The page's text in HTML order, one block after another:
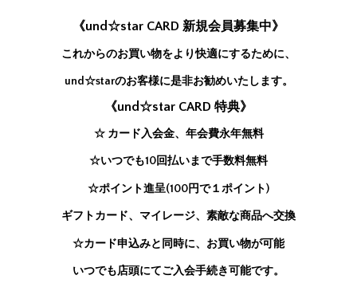
《und☆star CARD 新規会員募集中》
これからのお買い物をより快適にするために、
und☆starのお客様に是非お勧めいたします。
《und☆star CARD 特典》
☆ カード入会金、年会費永年無料
☆いつでも10回払いまで手数料無料
☆ポイント進呈(100円で１ポイント)
ギフトカード、マイレージ、素敵な商品へ交換
☆カード申込みと同時に、お買い物が可能
いつでも店頭にてご入会手続き可能です。